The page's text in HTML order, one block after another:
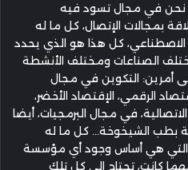
نحن في مجال تسود فيه
بمجالات الإتصال، كل ما له
الاصطناعي، كل هذا هو الذي يحدد
الصناعات ومختلف الأنشطة
أمرين: التكوين في مجال
الرقمي، الإقتصاد الأخضر،
في مجال البرمجيات، أيضا
بطب الشيخوخة... كل ما له
التي هي أساس وجود أي مؤسسة
كانت، تحتاج إلى كل تلك